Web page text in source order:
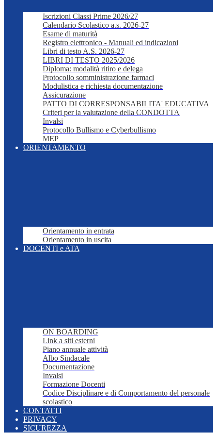
Iscrizioni Classi Prime 2026/27
Calendario Scolastico a.s. 2026-27
Esame di maturità
Registro elettronico - Manuali ed indicazioni
Libri di testo A.S. 2026-27
LIBRI DI TESTO 2025/2026
Diploma: modalità ritiro e delega
Protocollo somministrazione farmaci
Modulistica e richiesta documentazione
Assicurazione
PATTO DI CORRESPONSABILITA' EDUCATIVA
Criteri per la valutazione della CONDOTTA
Invalsi
Protocollo Bullismo e Cyberbullismo
MEP
ORIENTAMENTO
Orientamento in entrata
Orientamento in uscita
DOCENTI e ATA
ON BOARDING
Link a siti esterni
Piano annuale attività
Albo Sindacale
Documentazione
Invalsi
Formazione Docenti
Codice Disciplinare e di Comportamento del personale
scolastico
CONTATTI
PRIVACY
SICUREZZA